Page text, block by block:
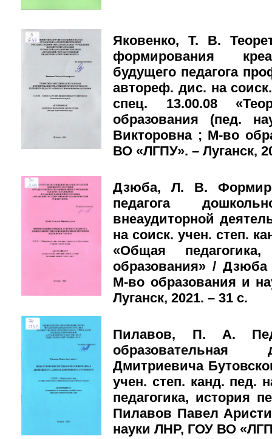
Яковенко, Т. В.
формирования
будущего педагога
автореф. дис. на
спец. 13.00.08
образования (пед.
Викторовна ; М-во
ВО «ЛГПУ». – Луганск,
Дзюба, Л. В.
педагога
внеаудиторной
на соиск. учен. степ.
«Общая
образования» /
М-во образования и
Луганск, 2021. – 31 с.
Пилавов, П. А.
образовательная
Дмитриевича
учен. степ. канд. пед.
педагогика, история
Пилавов Павел
науки ЛНР, ГОУ ВО